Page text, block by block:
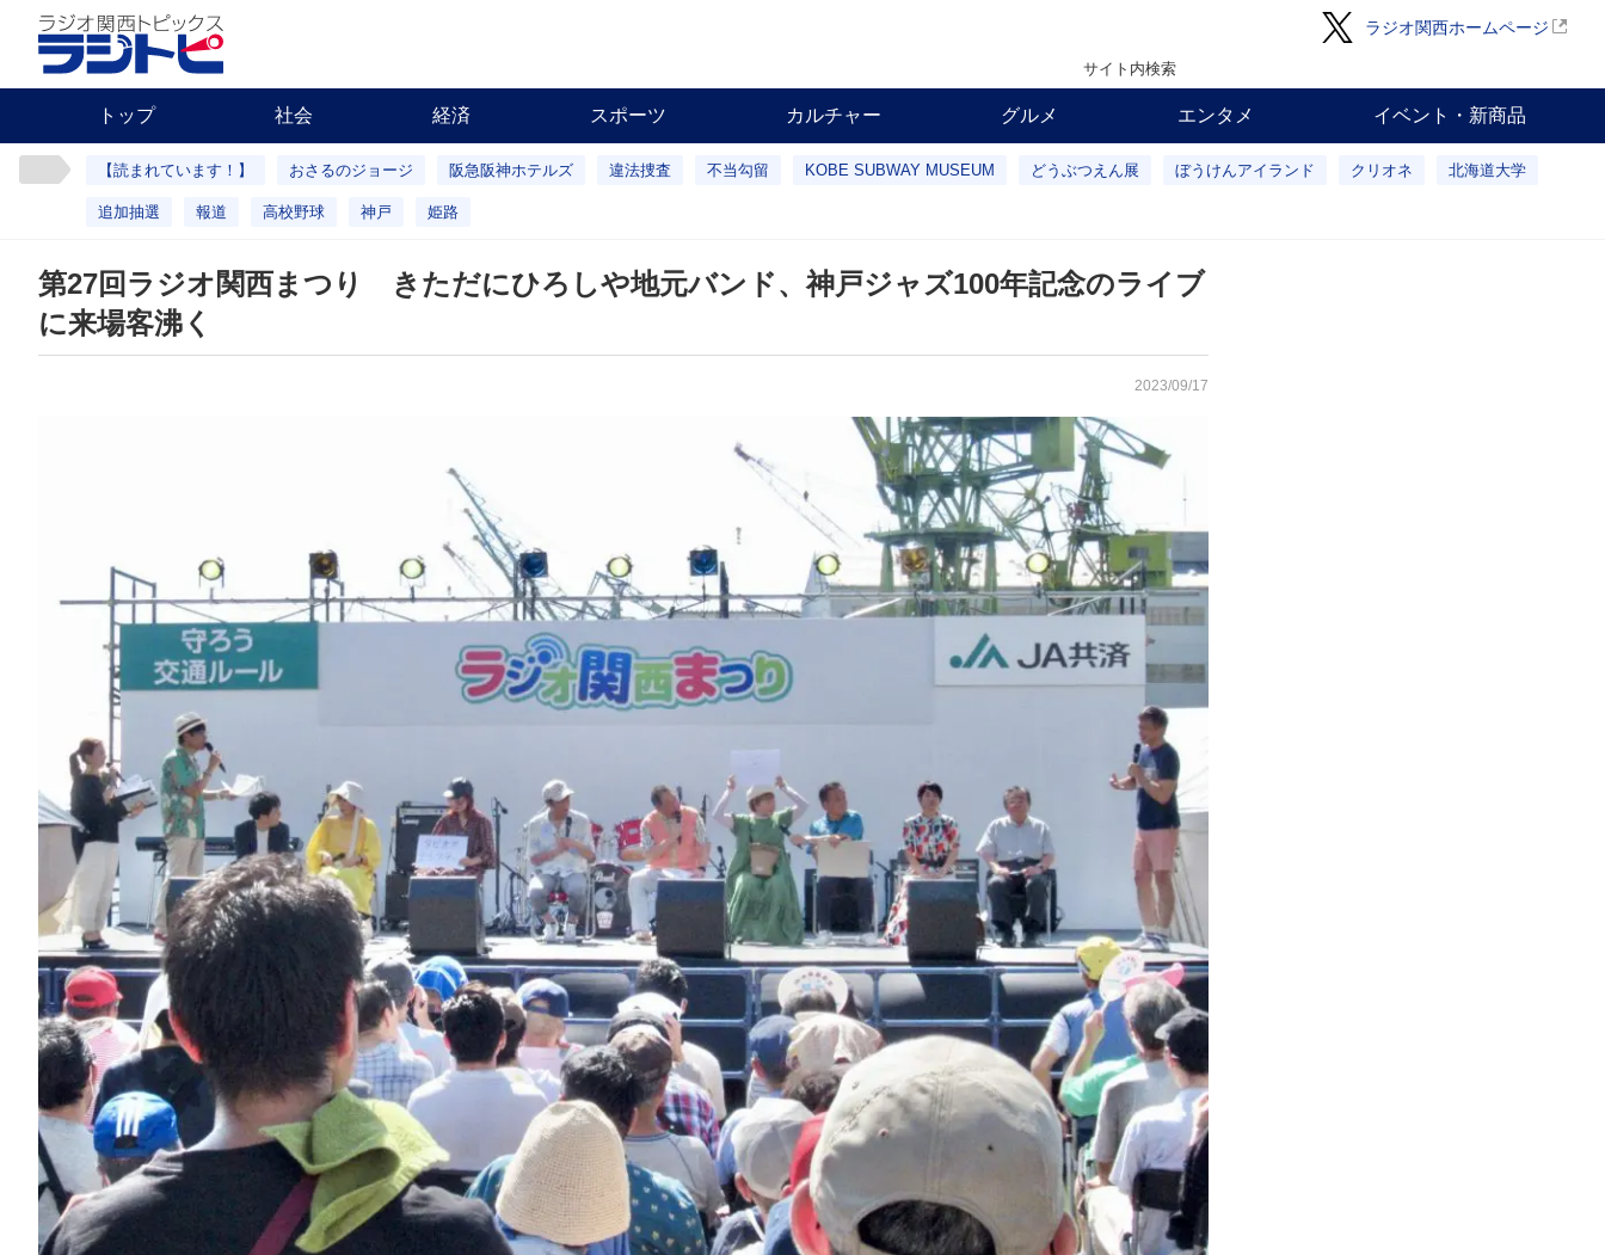
ラジオ関西ホームページ
サイト内検索
トップ 社会 経済 スポーツ カルチャー グルメ エンタメ イベント・新商品
【読まれています！】 おさるのジョージ 阪急阪神ホテルズ 違法捜査 不当勾留 KOBE SUBWAY MUSEUM どうぶつえん展 ぼうけんアイランド クリオネ 北海道大学
追加抽選 報道 高校野球 神戸 姫路
第27回ラジオ関西まつり きただにひろしや地元バンド、神戸ジャズ100年記念のライブ
に来場客沸く
2023/09/17